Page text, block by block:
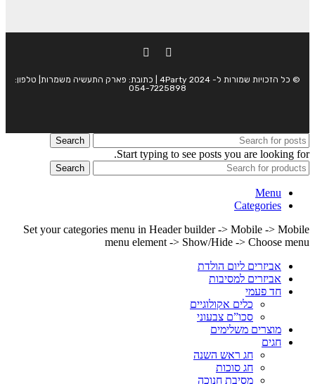
© כל הזכויות שמורות ל- 4Party 2024 | כתובת: פארק התעשיה משמרות| טלפון:
054-7225898
Search
Start typing to see posts you are looking for.
Search
Menu
Categories
Set your categories menu in Header builder -> Mobile -> Mobile
menu element -> Show/Hide -> Choose menu
אביזרים ליום הולדת
אביזרים למסיבות
חד פעמי
כלים אקולוגיים
סכו”ם צבעוני
מוצרים משלימים
חגים
חג ראש השנה
חג סוכות
מסיבת חנוכה